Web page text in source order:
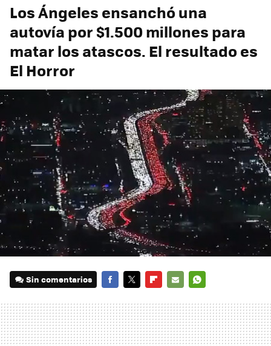
Los Ángeles ensanchó una
autovía por $1.500 millones para
matar los atascos. El resultado es
El Horror
Sin comentarios
MAIL